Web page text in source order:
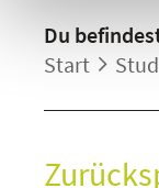
Du
Start